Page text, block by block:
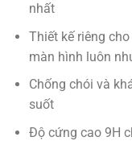
nhất
Thiết kế riêng
màn hình luôn
Chống chói và
suốt
Độ cứng cao 9H